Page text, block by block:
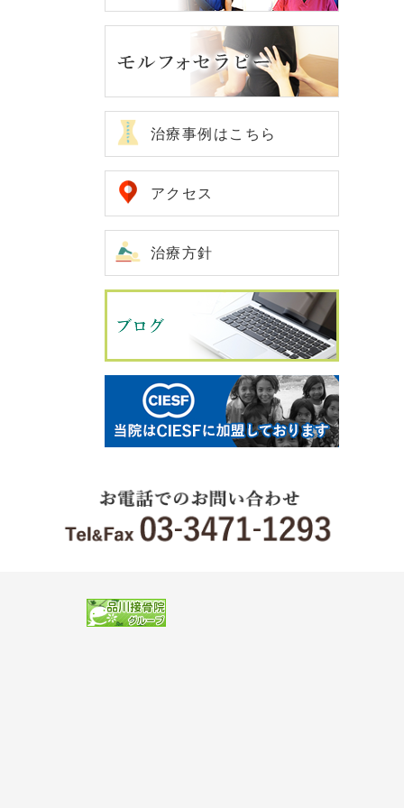
治療事例はこちら
アクセス
治療方針